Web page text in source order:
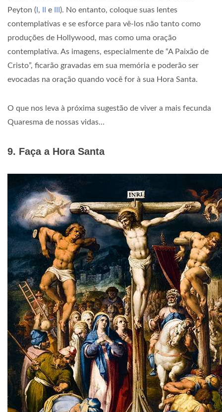
Peyton ( , e
). No entanto, coloque suas lentes
contemplativas e se esforce para vê-los não tanto como
produções de Hollywood, mas como uma oração
contemplativa. As imagens, especialmente de “A Paixão de
Cristo”, ficarão gravadas em sua memória e poderão ser
evocadas na oração quando você for à sua Hora Santa.
O que nos leva à próxima sugestão de viver a mais fecunda
Quaresma de nossas vidas…
9. Faça a Hora Santa